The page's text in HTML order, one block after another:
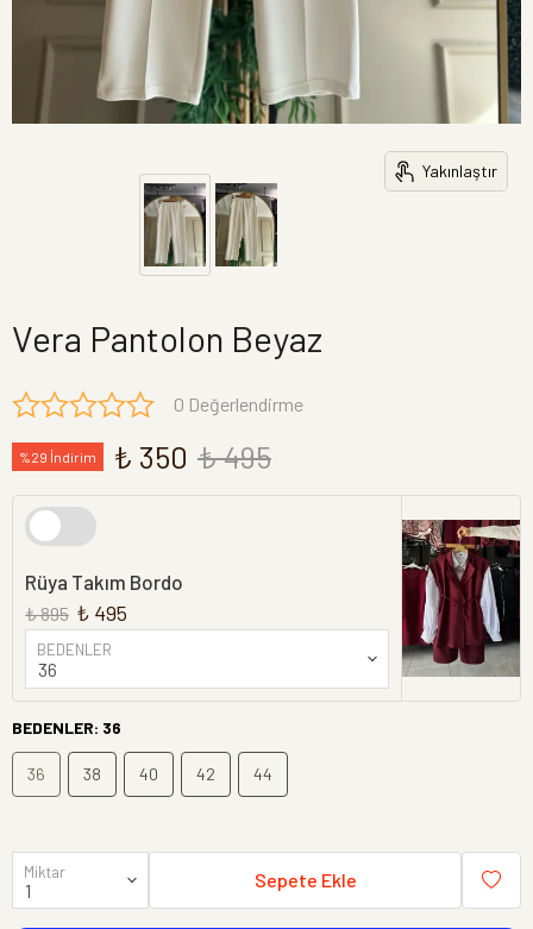
Yakınlaştır
Vera Pantolon Beyaz
0 Değerlendirme
%29 İndirim ₺ 350 ₺ 495
Rüya Takım Bordo
₺ 895 ₺ 495
BEDENLER
BEDENLER: 36
36 38 40 42 44
Miktar Sepete Ekle